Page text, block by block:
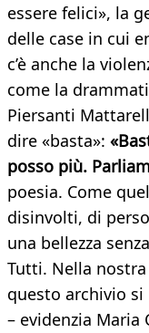
essere felici», la
delle case in cui
c’è anche la
come la
Piersanti
dire «basta»:
posso più.
poesia. Come
disinvolti, di
una bellezza
Tutti. Nella
questo archivio
– evidenzia Maria